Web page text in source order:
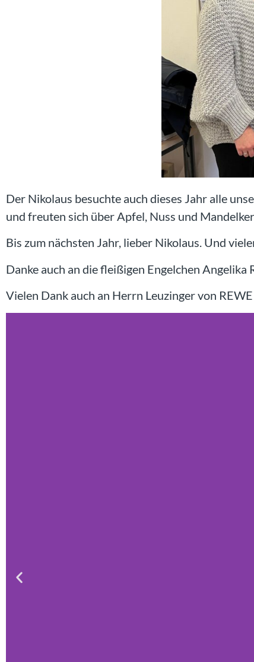
Der Nikolaus besuchte auch dieses Jahr alle
und freuten sich über Apfel, Nuss und
Bis zum nächsten Jahr, lieber Nikolaus. Und
Danke auch an die fleißigen Engelchen
Vielen Dank auch an Herrn Leuzinger von